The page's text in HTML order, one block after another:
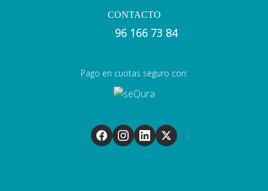
CONTACTO
96 166 73 84
Pago en cuotas seguro con: